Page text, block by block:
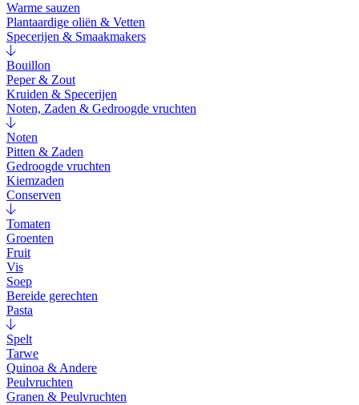
Warme sauzen
Plantaardige oliën & Vetten
Specerijen & Smaakmakers
Bouillon
Peper & Zout
Kruiden & Specerijen
Noten, Zaden & Gedroogde vruchten
Noten
Pitten & Zaden
Gedroogde vruchten
Kiemzaden
Conserven
Tomaten
Groenten
Fruit
Vis
Soep
Bereide gerechten
Pasta
Spelt
Tarwe
Quinoa & Andere
Peulvruchten
Granen & Peulvruchten